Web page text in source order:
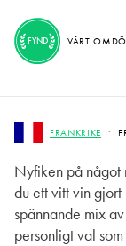
FRANKRIKE
Nyfiken på något
du ett vitt vin
spännande mix
personligt val
FYND VÅRT